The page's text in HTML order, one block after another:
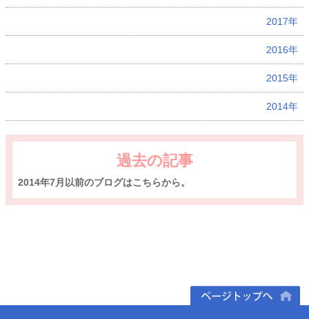
2017年
2016年
2015年
2014年
過去の記事
2014年7月以前のブログはこちらから。